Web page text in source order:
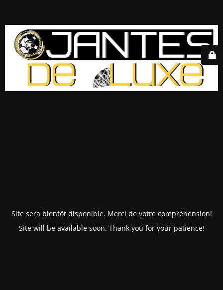
Site sera bientôt disponible. Merci de votre compréhension!
Site will be available soon. Thank you for your patience!